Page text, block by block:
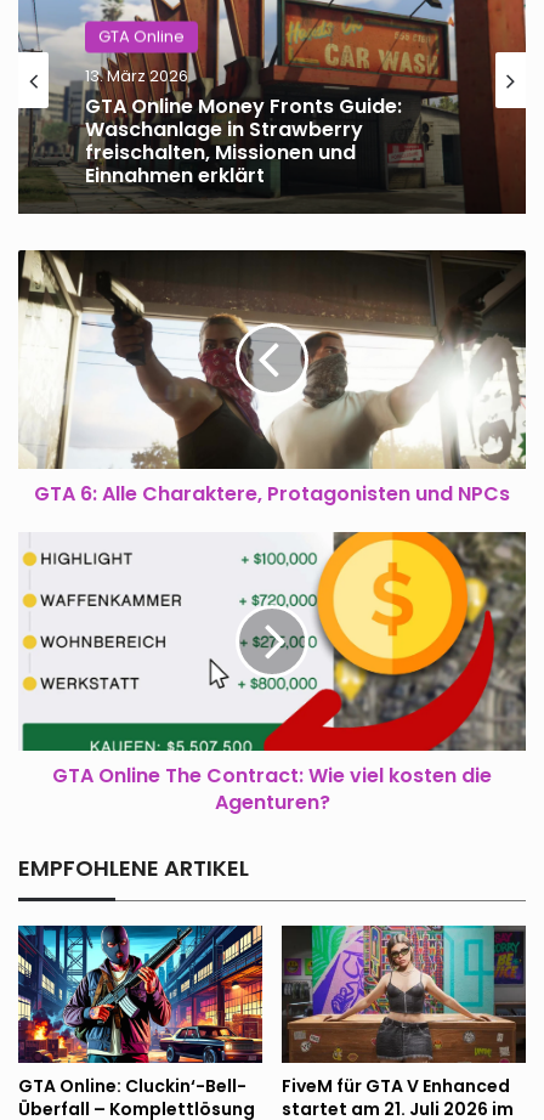
GTA Online
13. März 2026
GTA Online Money Fronts Guide:
Waschanlage in Strawberry
freischalten, Missionen und
Einnahmen erklärt
GTA
6:
Alle
Charaktere,
Protagonisten
GTA 6: Alle Charaktere, Protagonisten und NPCs
Online
The
Contract:
Wie
kosten
Agenturen?
GTA Online The Contract: Wie viel kosten die
Agenturen?
EMPFOHLENE ARTIKEL
GTA Online: Cluckin‘-Bell-
Überfall – Komplettlösung
FiveM für GTA V Enhanced
startet am 21. Juli 2026 im